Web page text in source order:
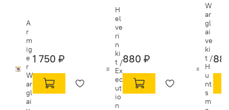
A
r
m
ig
e
r
W
ar
gl
ai
1 750 ₽
H
el
ve
ri
n
ki
t /
Ex
ec
ut
io
n
880 ₽
W
ar
gl
ai
ve
ki
t /
H
u
nt
s
m